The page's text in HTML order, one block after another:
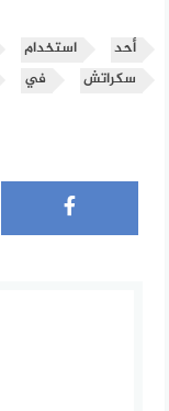
أحد استخدام
سكراتش
في